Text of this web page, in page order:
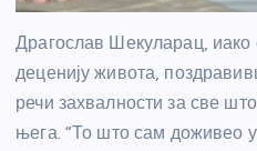
Драгослав Шекуларац, иако
деценију живота,
речи захвалности за све
њега. “То што сам доживео